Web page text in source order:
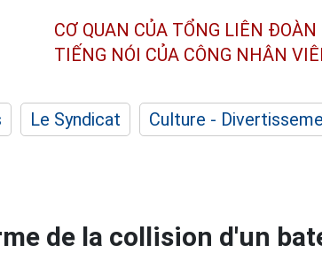
CƠ QUAN CỦA TỔNG LIÊN ĐOÀN
TIẾNG NÓI CỦA CÔNG NHÂN
Le Syndicat Culture -
de la collision d'un